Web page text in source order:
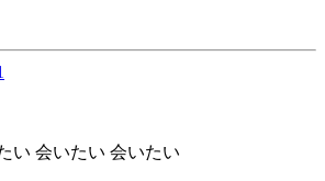
い 会いたい 会いたい